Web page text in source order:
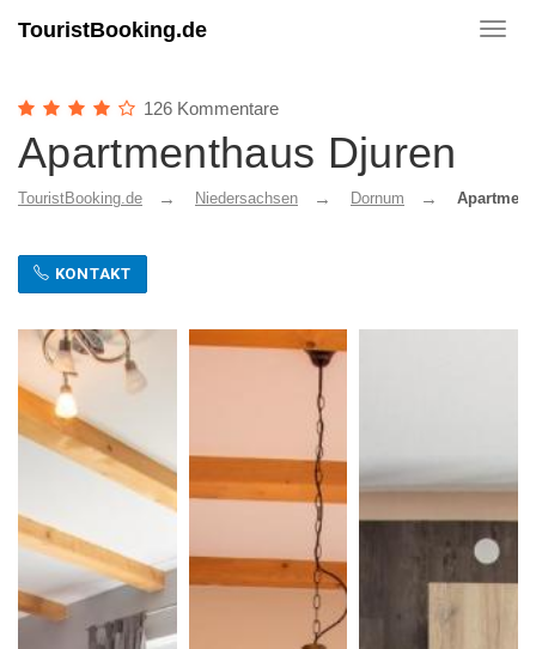
TouristBooking.de
126 Kommentare
Apartmenthaus Djuren
TouristBooking.de Niedersachsen Dornum
KONTAKT